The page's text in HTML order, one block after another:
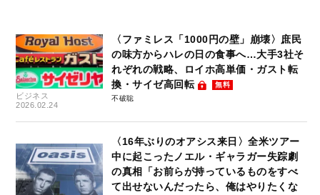
ビジネス
2026.02.24
〈ファミレス「1000円の壁」崩壊〉庶民
の味方からハレの日の食事へ…大手3社そ
れぞれの戦略、ロイホ高単価・ガスト転
換・サイゼ高回転
無料
不破聡
〈16年ぶりのオアシス来日〉全米ツアー
中に起こったノエル・ギャラガー失踪劇
の真相「お前らが持っているものをすべ
て出せないんだったら、俺はやりたくな